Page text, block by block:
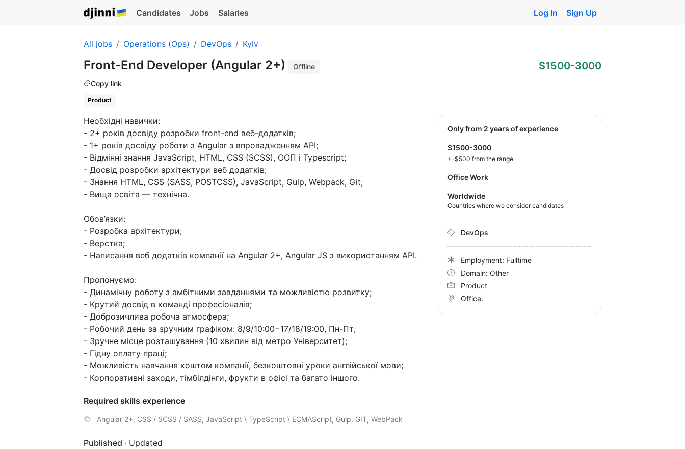
Candidates Jobs Salaries Log In Sign Up
All jobs Operations (Ops) DevOps Kyiv
Front-End Developer (Angular 2+)
Offline
Copy link
$1500-3000
Product
Необхідні навички:
- 2+ років досвіду розробки front-end веб-додатків;
- 1+ років досвіду роботи з Angular з впровадженням API;
- Відмінні знання JavaScript, HTML, CSS (SCSS), ООП і Typescript;
- Досвід розробки архітектури веб додатків;
- Знання HTML, CSS (SASS, POSTCSS), JavaScript, Gulp, Webpack, Git;
- Вища освіта — технічна.
Обов’язки:
- Розробка архітектури;
- Верстка;
- Написання веб додатків компанії на Angular 2+, Angular JS з використанням API.
Пропонуємо:
- Динамічну роботу з амбітними завданнями та можливістю розвитку;
- Крутий досвід в команді професіоналів;
- Доброзичлива робоча атмосфера;
- Робочий день за зручним графіком: 8/9/10:00−17/18/19:00, Пн-Пт;
- Зручне місце розташування (10 хвилин від метро Університет);
- Гідну оплату праці;
- Можливість навчання коштом компанії, безкоштовні уроки англійської мови;
- Корпоративні заходи, тімбілдінги, фрукти в офісі та багато іншого.
Required skills experience
Angular 2+, CSS / SCSS / SASS, JavaScript \ TypeScript \ ECMAScript, Gulp, GIT, WebPack
Published · Updated
Only from 2 years of experience
$1500-3000
+-$500 from the range
Office Work
Worldwide
Countries where we consider candidates
DevOps
Employment: Fulltime
Domain: Other
Product
Office: